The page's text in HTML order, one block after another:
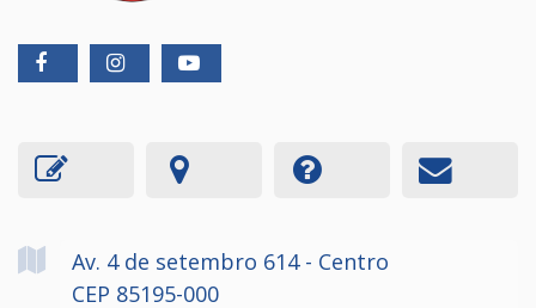
Av. 4 de setembro 614 - Centro
CEP 85195-000